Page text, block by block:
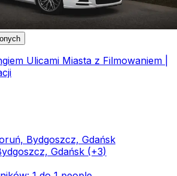
Ulicami Miasta z Filmowaniem |
Bydgoszcz, Gdańsk
Gdańsk (+3)